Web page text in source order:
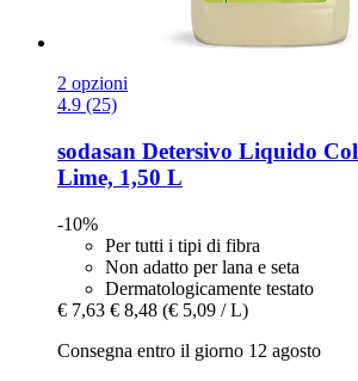
2 opzioni
4.9 (25)
sodasan Detersivo Liquido
Lime, 1,50 L
-10%
Per tutti i tipi di fibra
Non adatto per lana e seta
Dermatologicamente testato
€ 7,63 € 8,48 (€ 5,09 / L)
Consegna entro il giorno 12 agosto